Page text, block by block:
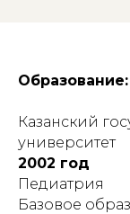
Образование:
Казанский
университет
2002 год
Педиатрия
Базовое